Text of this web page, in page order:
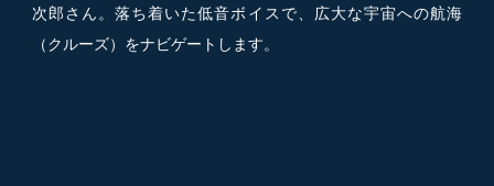
次郎さん。落ち着いた低音ボイスで、広大な宇宙への航海
（クルーズ）をナビゲートします。